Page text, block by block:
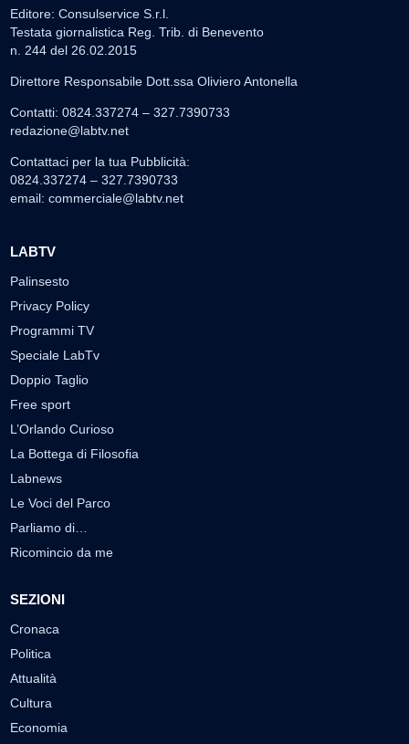
Editore: Consulservice S.r.l.
Testata giornalistica Reg. Trib. di Benevento
n. 244 del 26.02.2015
Direttore Responsabile Dott.ssa Oliviero Antonella
Contatti: 0824.337274 – 327.7390733
redazione@labtv.net
Contattaci per la tua Pubblicità:
0824.337274 – 327.7390733
email: commerciale@labtv.net
LABTV
Palinsesto
Privacy Policy
Programmi TV
Speciale LabTv
Doppio Taglio
Free sport
L’Orlando Curioso
La Bottega di Filosofia
Labnews
Le Voci del Parco
Parliamo di…
Ricomincio da me
SEZIONI
Cronaca
Politica
Attualità
Cultura
Economia